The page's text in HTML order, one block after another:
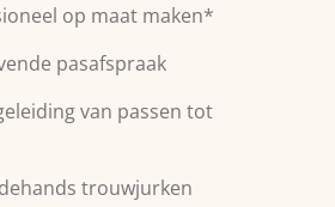
op maat maken*
pasafspraak
van passen tot
trouwjurken